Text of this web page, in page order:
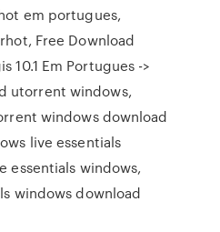
em portugues,
Free Download
10.1 Em Portugues ->
utorrent windows,
windows download
live essentials
essentials windows,
windows download